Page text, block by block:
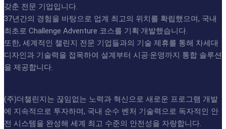
갖춘 전문 기업입니다.
37년간의 경험을 바탕으로 업계 최고의 위치를 확립했으며, 국내
최초로 Challenge Adventure 코스를 기획·개발했습니다.
또한, 세계적인 챌린지 전문 기업들과의 기술 제휴를 통해 차세대
디자인과 기술력을 접목하여 설계부터 시공·운영까지 통합 솔루션
을 제공합니다.
(주)더챌린지는 끊임없는 노력과 혁신으로 새로운 프로그램 개발
에 지속적으로 투자하며, 국내 순수 벤처 기술력으로 독자적인 안
전 시스템을 완성해 세계 최고 수준의 안전성을 자랑합니다.